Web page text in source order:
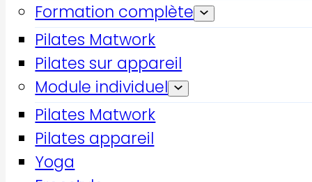
Formation complète
Pilates Matwork
Pilates sur appareil
Module individuel
Pilates Matwork
Pilates appareil
Yoga
Accueil
Formations qualifiantes
Pilates Reformer & Cadillac 3
Pilates
Pilates Reformer &